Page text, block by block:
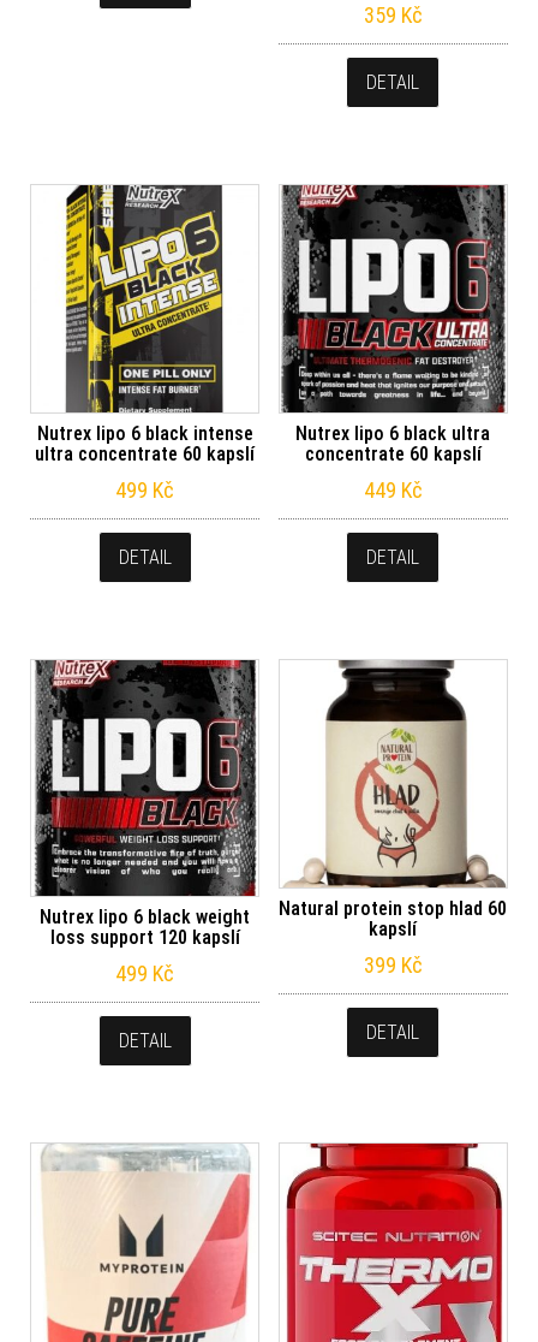
359 Kč
DETAIL
Nutrex lipo 6 black intense
ultra concentrate 60 kapslí
499 Kč
DETAIL
Nutrex lipo 6 black ultra
concentrate 60 kapslí
449 Kč
DETAIL
Nutrex lipo 6 black weight
loss support 120 kapslí
499 Kč
DETAIL
Natural protein stop hlad 60
kapslí
399 Kč
DETAIL